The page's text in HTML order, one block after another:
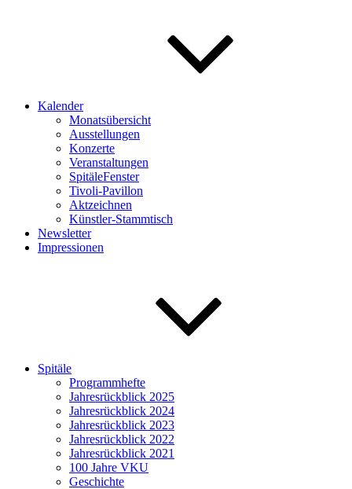
Kalender
Monatsübersicht
Ausstellungen
Konzerte
Veranstaltungen
SpitäleFenster
Tivoli-Pavillon
Aktzeichnen
Künstler-Stammtisch
Newsletter
Impressionen
Spitäle
Programmhefte
Jahresrückblick 2025
Jahresrückblick 2024
Jahresrückblick 2023
Jahresrückblick 2022
Jahresrückblick 2021
100 Jahre VKU
Geschichte